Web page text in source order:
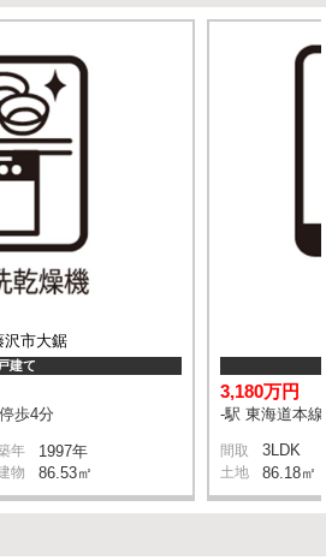
沢市大鋸
建て
歩4分
年 1997年
物 86.53㎡
3,180万円
-駅 東海道本
間取 3LDK
土地 86.18㎡